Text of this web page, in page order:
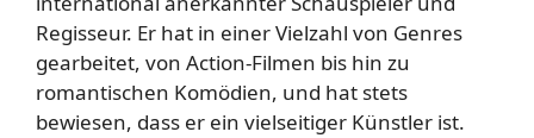
Regisseur. Er hat in einer Vielzahl von Genres
gearbeitet, von Action-Filmen bis hin zu
romantischen Komödien, und hat stets
bewiesen, dass er ein vielseitiger Künstler ist.